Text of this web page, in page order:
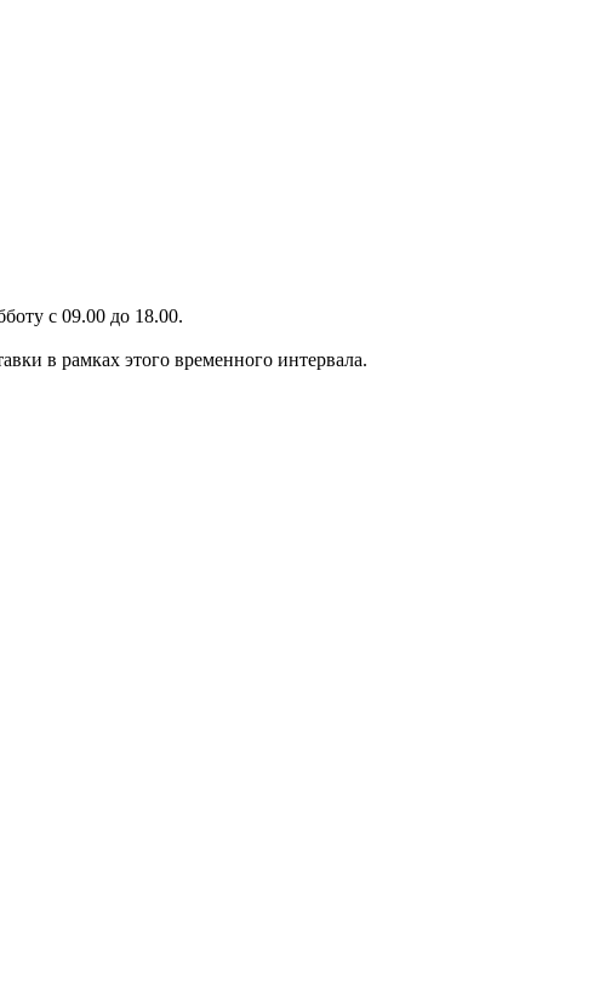
с 09.00 до 18.00.
в рамках этого временного интервала.